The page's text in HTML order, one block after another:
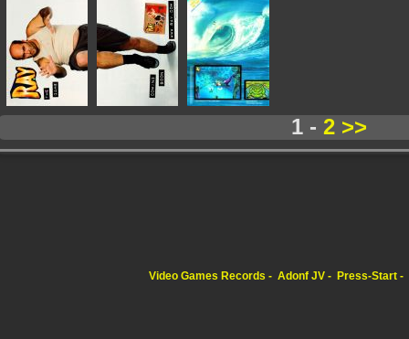
1 - 2>>
Video Games Records Adonf JV Press-Start